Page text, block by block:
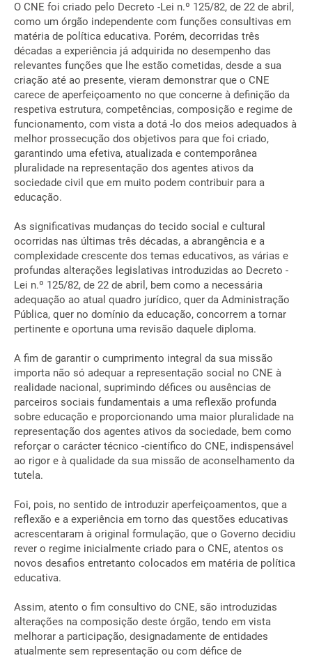
O CNE foi criado pelo Decreto -Lei n.º 125/82, de 22 de abril,
como um órgão independente com funções consultivas em
matéria de política educativa. Porém, decorridas três
décadas a experiência já adquirida no desempenho das
relevantes funções que lhe estão cometidas, desde a sua
criação até ao presente, vieram demonstrar que o CNE
carece de aperfeiçoamento no que concerne à definição da
respetiva estrutura, competências, composição e regime de
funcionamento, com vista a dotá -lo dos meios adequados à
melhor prossecução dos objetivos para que foi criado,
garantindo uma efetiva, atualizada e contemporânea
pluralidade na representação dos agentes ativos da
sociedade civil que em muito podem contribuir para a
educação.
As significativas mudanças do tecido social e cultural
ocorridas nas últimas três décadas, a abrangência e a
complexidade crescente dos temas educativos, as várias e
profundas alterações legislativas introduzidas ao Decreto -
Lei n.º 125/82, de 22 de abril, bem como a necessária
adequação ao atual quadro jurídico, quer da Administração
Pública, quer no domínio da educação, concorrem a tornar
pertinente e oportuna uma revisão daquele diploma.
A fim de garantir o cumprimento integral da sua missão
importa não só adequar a representação social no CNE à
realidade nacional, suprimindo défices ou ausências de
parceiros sociais fundamentais a uma reflexão profunda
sobre educação e proporcionando uma maior pluralidade na
representação dos agentes ativos da sociedade, bem como
reforçar o carácter técnico -científico do CNE, indispensável
ao rigor e à qualidade da sua missão de aconselhamento da
tutela.
Foi, pois, no sentido de introduzir aperfeiçoamentos, que a
reflexão e a experiência em torno das questões educativas
acrescentaram à original formulação, que o Governo decidiu
rever o regime inicialmente criado para o CNE, atentos os
novos desafios entretanto colocados em matéria de política
educativa.
Assim, atento o fim consultivo do CNE, são introduzidas
alterações na composição deste órgão, tendo em vista
melhorar a participação, designadamente de entidades
atualmente sem representação ou com défice de